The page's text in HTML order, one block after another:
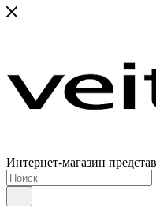
Интернет-магазин